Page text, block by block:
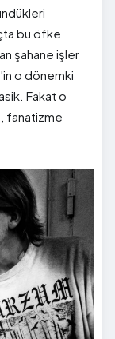
bu öfke
şahane işler
o dönemki
Fakat o
fanatizme